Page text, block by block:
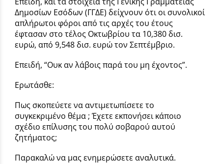
Δημοσίων Εσόδων (ΓΓΔΕ) δείχνουν ότι οι συνολικοί
απλήρωτοι φόροι από τις αρχές του έτους
έφτασαν στο τέλος Οκτωβρίου τα 10,380 δισ.
ευρώ, από 9,548 δισ. ευρώ τον Σεπτέμβριο.
Επειδή, “Ουκ αν λάβοις παρά του μη έχοντος”.
Ερωτάσθε:
Πως σκοπεύετε να αντιμετωπίσετε το
συγκεκριμένο θέμα ; Έχετε εκπονήσει κάποιο
σχέδιο επίλυσης του πολύ σοβαρού αυτού
ζητήματος;
Παρακαλώ να μας ενημερώσετε αναλυτικά.